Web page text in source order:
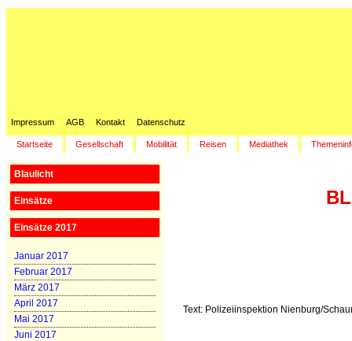
Impressum AGB Kontakt Datenschutz
Startseite Gesellschaft Mobilität Reisen Mediathek
Blaulicht
Einsätze
Einsätze 2017
Januar 2017
Februar 2017
März 2017
April 2017
Mai 2017
Juni 2017
Text: Polizeiinspektion Nienburg/